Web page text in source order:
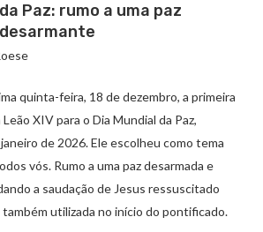
Paz: rumo a uma paz
quinta-feira, 18 de dezembro, a primeira
XIV para o Dia Mundial da Paz,
de 2026. Ele escolheu como tema
vós. Rumo a uma paz desarmada e
a saudação de Jesus ressuscitado
utilizada no início do pontificado.